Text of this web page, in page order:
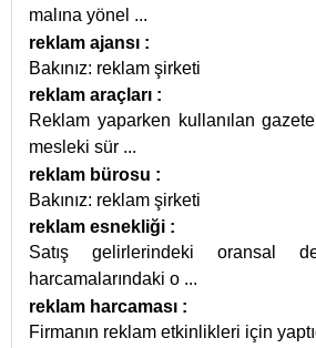
malına yönel ...
reklam ajansı :
Bakınız: reklam şirketi
reklam araçları :
Reklam yaparken kullanılan
mesleki sür ...
reklam bürosu :
Bakınız: reklam şirketi
reklam esnekliği :
Satış gelirlerindeki oransal
harcamalarındaki o ...
reklam harcaması :
Firmanın reklam etkinlikleri için